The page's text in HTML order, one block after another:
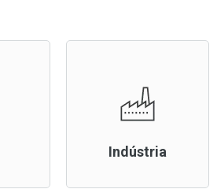
Indústria